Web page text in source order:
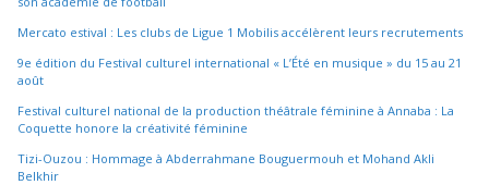
Mercato estival : Les clubs de Ligue 1 Mobilis accélèrent leurs recrutements
9e édition du Festival culturel international « L’Été en musique » du 15 au 21
août
Festival culturel national de la production théâtrale féminine à Annaba : La
Coquette honore la créativité féminine
Tizi-Ouzou : Hommage à Abderrahmane Bouguermouh et Mohand Akli
Belkhir